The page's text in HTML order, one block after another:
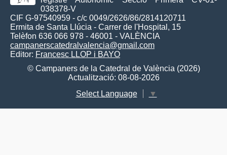
038378-V
CIF G-97540959 - c/c 0049/2626/86/2814120711
Ermita de Santa Llúcia - Carrer de l'Hospital, 15
Telèfon 636 066 978 - 46001 - VALÈNCIA
campanerscatedralvalencia@gmail.com
Editor: Francesc LLOP i BAYO
© Campaners de la Catedral de València (2026)
Actualització: 08-08-2026
Select Language
▼